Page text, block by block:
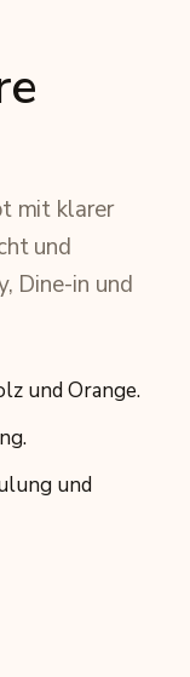
mit klarer
und
Dine-in und
und Orange.
und